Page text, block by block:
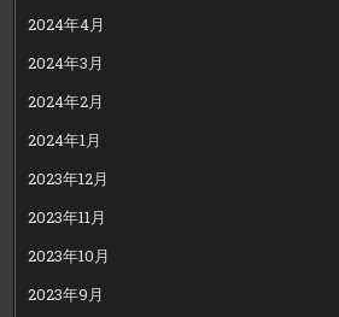
2024年4月
2024年3月
2024年2月
2024年1月
2023年12月
2023年11月
2023年10月
2023年9月